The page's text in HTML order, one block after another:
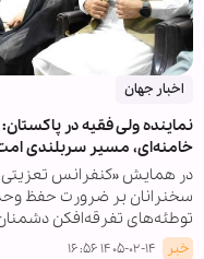
اخبار جهان
نماینده ولی فقیه در
خامنه‌ای، مسیر سربلندی امت
در همایش «کنفرانس تعزیتی
سخنرانان بر ضرورت حفظ
توطئه‌های تفرقه‌افکن
خبر ۱۴۰۵-۰۲-۱۴ ۱۶:۵۶